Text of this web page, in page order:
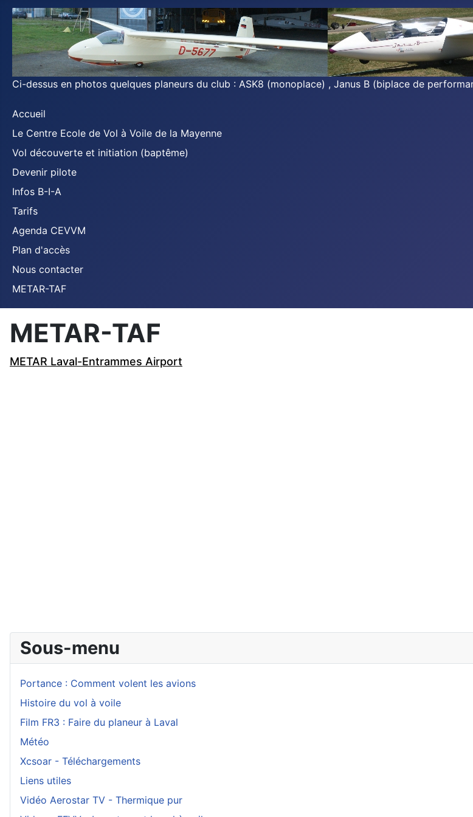
Ci-dessus en photos quelques planeurs du club : ASK8 (monoplace) , Janus B (biplace de
Accueil
Le Centre Ecole de Vol à Voile de la Mayenne
Vol découverte et initiation (baptême)
Devenir pilote
Infos B-I-A
Tarifs
Agenda CEVVM
Plan d'accès
Nous contacter
METAR-TAF
METAR-TAF
METAR Laval-Entrammes Airport
Sous-menu
Portance : Comment volent les avions
Histoire du vol à voile
Film FR3 : Faire du planeur à Laval
Météo
Xcsoar - Téléchargements
Liens utiles
Vidéo Aerostar TV - Thermique pur